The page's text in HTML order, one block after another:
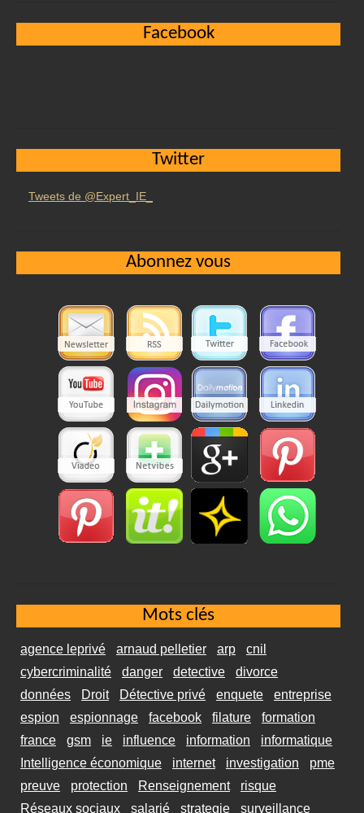
Facebook
Twitter
Tweets de @Expert_IE_
Abonnez vous
Mots clés
agence leprivé arnaud pelletier arp
cnil
cybercriminalité
danger detective
divorce
données
Droit Détective privé enquete
entreprise
espion
espionnage facebook filature
formation
france
gsm ie influence information
informatique
Intelligence économique
internet investigation
pme
preuve
protection Renseignement
risque
Réseaux sociaux
salarié strategie surveillance